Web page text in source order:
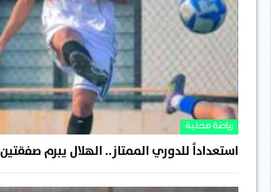
رياضة محلية
استعداداً للدوري الممتاز.. الهلال يبرم صفقتين